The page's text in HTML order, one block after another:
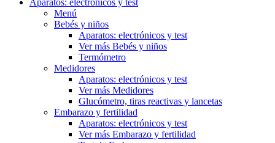
Aparatos: electrónicos y test
Menú
Bebés y niños
Aparatos: electrónicos y test
Ver más Bebés y niños
Termómetro
Medidores
Aparatos: electrónicos y test
Ver más Medidores
Glucómetro, tiras reactivas y lancetas
Embarazo y fertilidad
Aparatos: electrónicos y test
Ver más Embarazo y fertilidad